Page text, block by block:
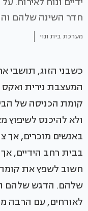
חדר השינה שלהם
מערכת בית ונוי
כשבני הזוג, תושבי
המעצבת נירית
קומת הכניסה של
ולא להיכנס לשיפוץ
באנשים מוכרים, אך
בבית רחב הידיים,
חשוב לשפץ את
שלהם. הדגש שלהם
לאורחים, עם הרבה